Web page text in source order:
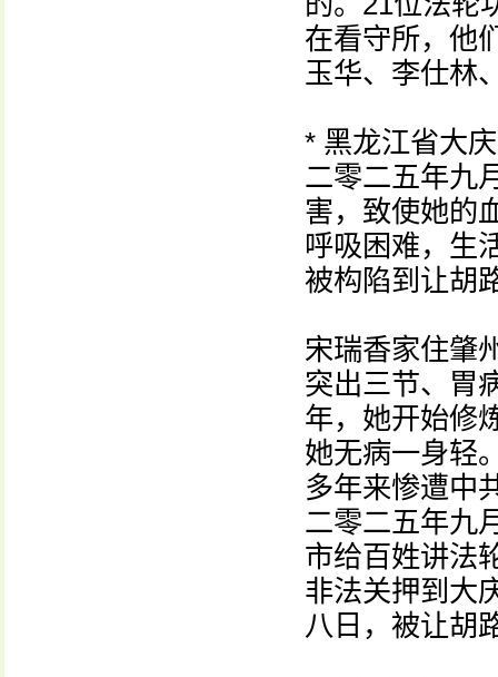
在看守所，他
玉华、李仕林
* 黑龙江省大
二零二五年九
害，致使她的
呼吸困难，生
被构陷到让胡
宋瑞香家住肇
突出三节、胃
年，她开始修
她无病一身轻
多年来惨遭中
二零二五年九
市给百姓讲法
非法关押到大
八日，被让胡